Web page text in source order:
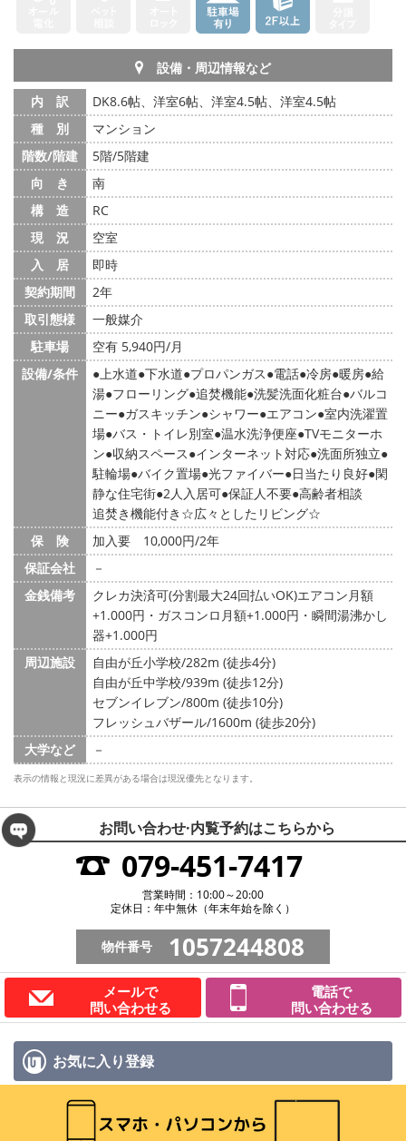
設備・周辺情報など
内 訳
DK8.6帖、洋室6帖、洋室4.5帖、洋室4.5帖
種 別
マンション
階数/階建
5階/5階建
向 き
南
構 造
RC
現 況
空室
入 居
即時
契約期間
2年
取引態様
一般媒介
駐車場
空有 5,940円/月
設備/条件
上水道 下水道 プロパンガス 電話 冷房 暖房 給
湯 フローリング 追焚機能 洗髪洗面化粧台 バルコ
ニー ガスキッチン シャワー エアコン 室内洗濯置
場 バス・トイレ別室 温水洗浄便座 TVモニターホ
ン 収納スペース インターネット対応 洗面所独立
駐輪場 バイク置場 光ファイバー 日当たり良好 閑
静な住宅街 2人入居可 保証人不要 高齢者相談
追焚き機能付き☆広々としたリビング☆
保 険
加入要 10,000円/2年
保証会社
－
金銭備考
クレカ決済可(分割最大24回払いOK)エアコン月額
+1.000円・ガスコンロ月額+1.000円・瞬間湯沸かし
器+1.000円
周辺施設
自由が丘小学校/282m (徒歩4分)
自由が丘中学校/939m (徒歩12分)
セブンイレブン/800m (徒歩10分)
フレッシュバザール/1600m (徒歩20分)
大学など
－
表示の情報と現況に差異がある場合は現況優先となります。
お問い合わせ·内覧予約はこちらから
079-451-7417
営業時間：10:00～20:00
定休日：年中無休（年末年始を除く）
物件番号 1057244808
メールで
問い合わせる
電話で
問い合わせる
お気に入り登録